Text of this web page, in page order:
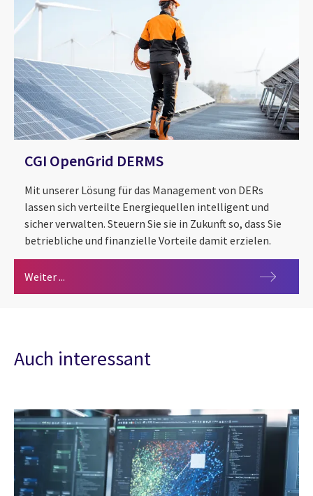
CGI OpenGrid DERMS
Mit unserer Lösung für das Management von DERs
lassen sich verteilte Energiequellen intelligent und
sicher verwalten. Steuern Sie sie in Zukunft so, dass Sie
betriebliche und finanzielle Vorteile damit erzielen.
Weiter ...
Auch interessant